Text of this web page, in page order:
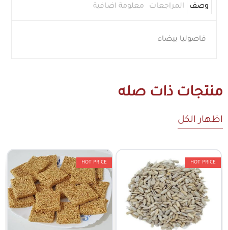
وصف المراجعات معلومة اضافية
فاصوليا بيضاء
منتجات ذات صله
اظهار الكل
HOT PRICE HOT PRICE